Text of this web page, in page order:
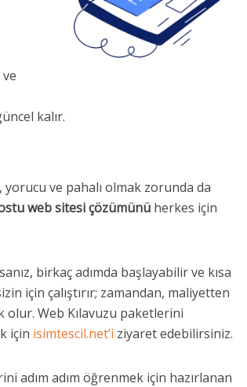
kalır.
ve pahalı olmak zorunda da
web sitesi çözümünü herkes için
birkaç adımda başlayabilir ve kısa
için çalıştırır; zamandan, maliyetten
Web Kılavuzu paketlerini
için isimtescil.net’i ziyaret edebilirsiniz.
adım adım öğrenmek için hazırlanan